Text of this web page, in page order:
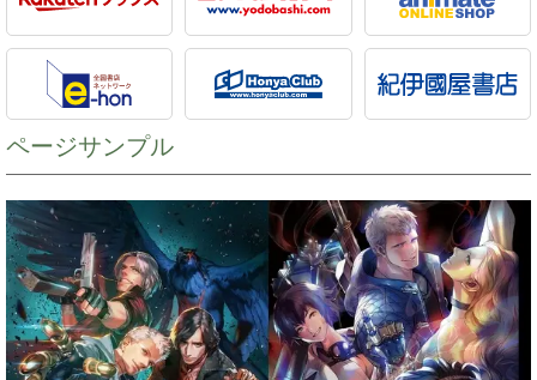
ページサンプル